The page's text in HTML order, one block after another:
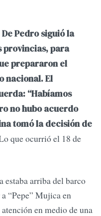
De Pedro siguió la
provincias, para
prepararon el
nacional. El
“Habíamos
no hubo acuerdo
tomó la decisión de
que ocurrió el 18 de
estaba arriba del barco
“Pepe” Mujica en
en medio de una